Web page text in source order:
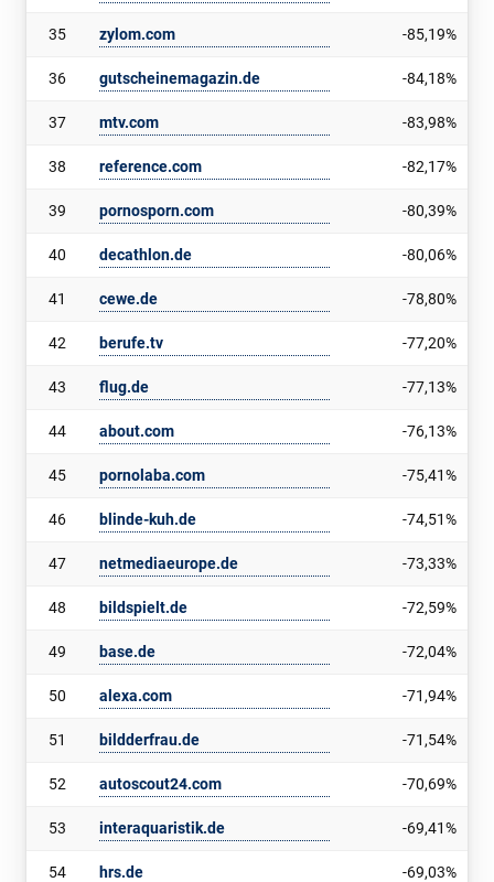
35 zylom.com -85,19%
36 gutscheinemagazin.de -84,18%
37 mtv.com -83,98%
38 reference.com -82,17%
39 pornosporn.com -80,39%
40 decathlon.de -80,06%
41 cewe.de -78,80%
42 berufe.tv -77,20%
43 flug.de -77,13%
44 about.com -76,13%
45 pornolaba.com -75,41%
46 blinde-kuh.de -74,51%
47 netmediaeurope.de -73,33%
48 bildspielt.de -72,59%
49 base.de -72,04%
50 alexa.com -71,94%
51 bildderfrau.de -71,54%
52 autoscout24.com -70,69%
53 interaquaristik.de -69,41%
54 hrs.de -69,03%